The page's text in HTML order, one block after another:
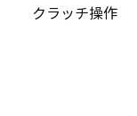
クラッチ操作